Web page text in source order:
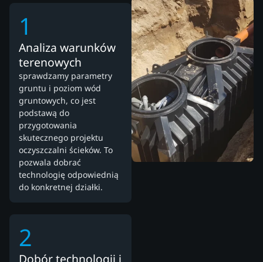
1
Analiza warunków
terenowych
sprawdzamy parametry
gruntu i poziom wód
gruntowych, co jest
podstawą do
przygotowania
skutecznego projektu
oczyszczalni ścieków. To
pozwala dobrać
technologię odpowiednią
do konkretnej działki.
2